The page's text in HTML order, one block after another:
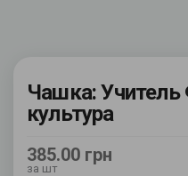
Чашка: Учитель
культура
385.00 грн
за шт